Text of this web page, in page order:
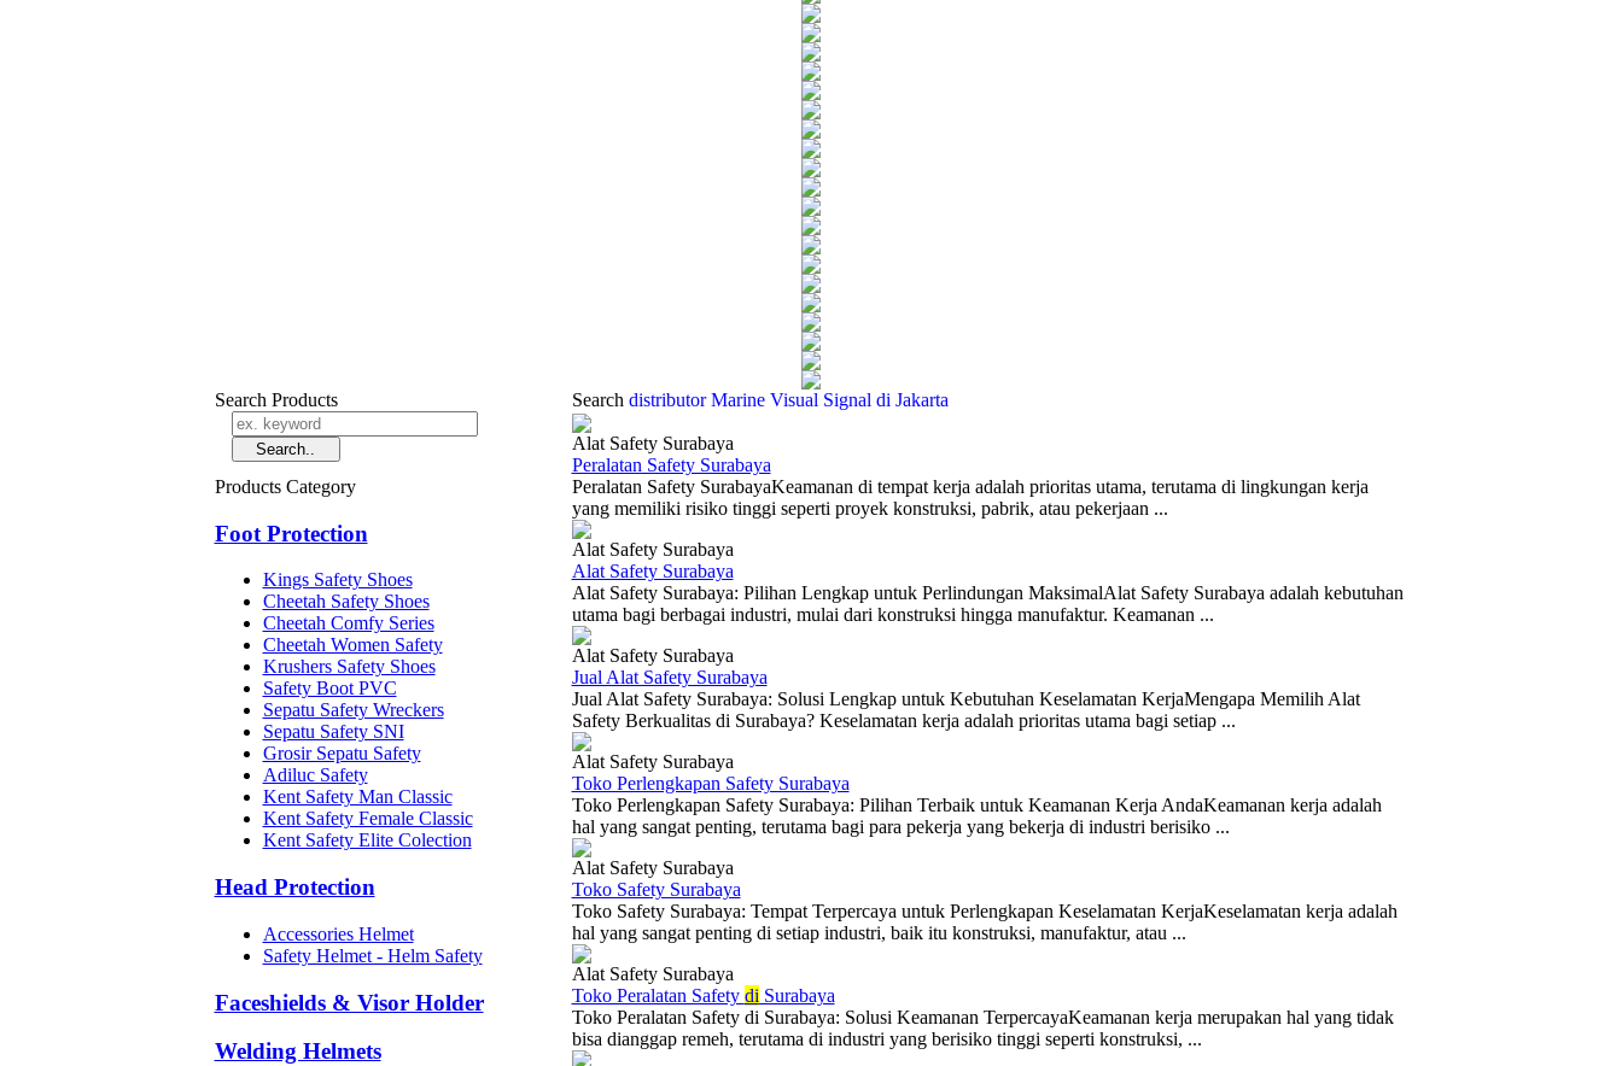
Search Products
Products Category
Foot Protection
Kings Safety Shoes
Cheetah Safety Shoes
Cheetah Comfy Series
Cheetah Women Safety
Krushers Safety Shoes
Safety Boot PVC
Sepatu Safety Wreckers
Sepatu Safety SNI
Grosir Sepatu Safety
Adiluc Safety
Kent Safety Man Classic
Kent Safety Female Classic
Kent Safety Elite Colection
Head Protection
Accessories Helmet
Safety Helmet - Helm Safety
Faceshields & Visor Holder
Welding Helmets
Search distributor Marine Visual Signal di Jakarta
Alat Safety Surabaya
Peralatan Safety Surabaya
Peralatan Safety SurabayaKeamanan di tempat kerja adalah prioritas utama, terutama di lingkungan kerja
yang memiliki risiko tinggi seperti proyek konstruksi, pabrik, atau pekerjaan ...
Alat Safety Surabaya
Alat Safety Surabaya
Alat Safety Surabaya: Pilihan Lengkap untuk Perlindungan MaksimalAlat Safety Surabaya adalah kebutuhan
utama bagi berbagai industri, mulai dari konstruksi hingga manufaktur. Keamanan ...
Alat Safety Surabaya
Jual Alat Safety Surabaya
Jual Alat Safety Surabaya: Solusi Lengkap untuk Kebutuhan Keselamatan KerjaMengapa Memilih Alat
Safety Berkualitas di Surabaya? Keselamatan kerja adalah prioritas utama bagi setiap ...
Alat Safety Surabaya
Toko Perlengkapan Safety Surabaya
Toko Perlengkapan Safety Surabaya: Pilihan Terbaik untuk Keamanan Kerja AndaKeamanan kerja adalah
hal yang sangat penting, terutama bagi para pekerja yang bekerja di industri berisiko ...
Alat Safety Surabaya
Toko Safety Surabaya
Toko Safety Surabaya: Tempat Terpercaya untuk Perlengkapan Keselamatan KerjaKeselamatan kerja adalah
hal yang sangat penting di setiap industri, baik itu konstruksi, manufaktur, atau ...
Alat Safety Surabaya
Toko Peralatan Safety di Surabaya
Toko Peralatan Safety di Surabaya: Solusi Keamanan TerpercayaKeamanan kerja merupakan hal yang tidak
bisa dianggap remeh, terutama di industri yang berisiko tinggi seperti konstruksi, ...